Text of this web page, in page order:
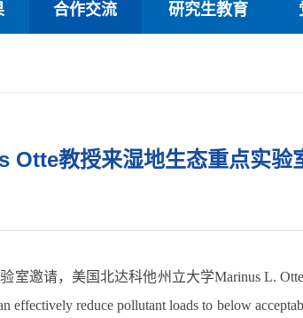
合作交流 研究生教育
Otte教授来湿地生态重点实验
室邀请，美国北达科他州立大学Marinus L.
effectively reduce pollutant loads to below